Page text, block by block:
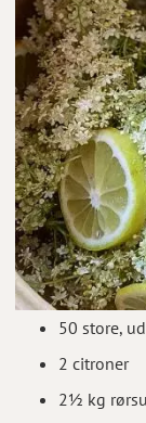
50 store,
2 citroner
2½ kg